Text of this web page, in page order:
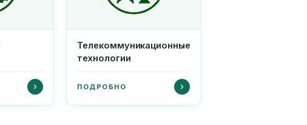
Телекоммуникационные
технологии
ПОДРОБНО